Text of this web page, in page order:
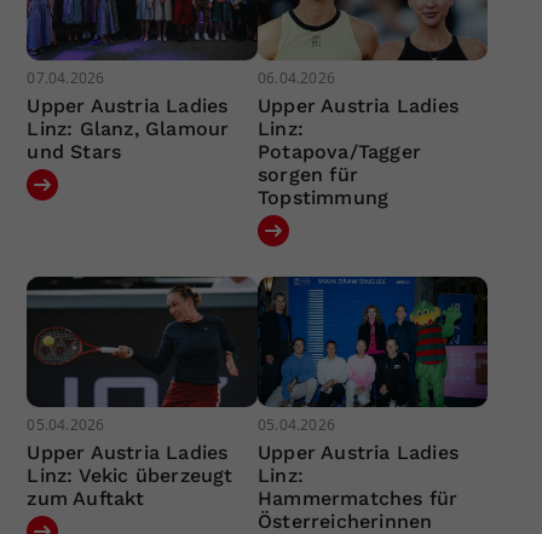
07.04.2026
Upper Austria Ladies
Linz: Glanz, Glamour
und Stars
06.04.2026
Upper Austria Ladies
Linz:
Potapova/Tagger
sorgen für
Topstimmung
05.04.2026
Upper Austria Ladies
Linz: Vekic überzeugt
zum Auftakt
05.04.2026
Upper Austria Ladies
Linz:
Hammermatches für
Österreicherinnen